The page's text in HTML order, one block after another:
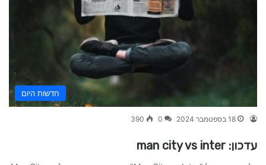
חדשות היום
18 בספטמבר 2024 0
390
עדכון: man city vs inter